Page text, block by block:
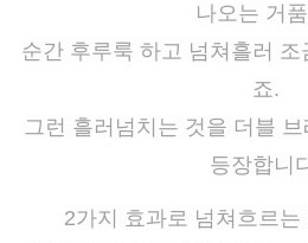
나오는 거
순간 후루룩 하고 넘쳐흘러
죠.
그런 흘러넘치는 것을 더블
등장합니
2가지 효과로 넘쳐흐르